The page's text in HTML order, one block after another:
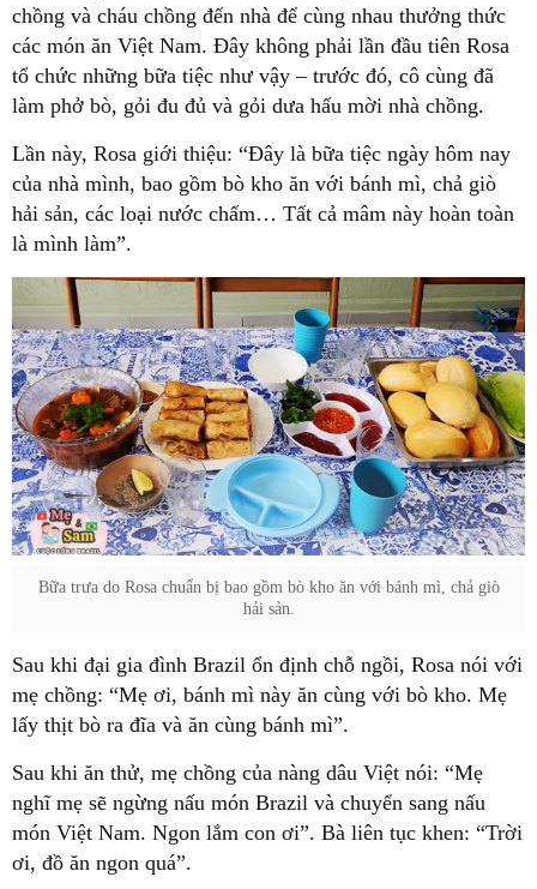
chồng và cháu chồng đến nhà để cùng nhau thưởng thức
các món ăn Việt Nam. Đây không phải lần đầu tiên Rosa
tổ chức những bữa tiệc như vậy – trước đó, cô cùng đã
làm phở bò, gỏi đu đủ và gỏi dưa hấu mời nhà chồng.
Lần này, Rosa giới thiệu: “Đây là bữa tiệc ngày hôm nay
của nhà mình, bao gồm bò kho ăn với bánh mì, chả giò
hải sản, các loại nước chấm… Tất cả mâm này hoàn toàn
là mình làm”.
Bữa trưa do Rosa chuẩn bị bao gồm bò kho ăn với bánh mì, chả giò
hải sản.
Sau khi đại gia đình Brazil ổn định chỗ ngồi, Rosa nói với
mẹ chồng: “Mẹ ơi, bánh mì này ăn cùng với bò kho. Mẹ
lấy thịt bò ra đĩa và ăn cùng bánh mì”.
Sau khi ăn thử, mẹ chồng của nàng dâu Việt nói: “Mẹ
nghĩ mẹ sẽ ngừng nấu món Brazil và chuyển sang nấu
món Việt Nam. Ngon lắm con ơi”. Bà liên tục khen: “Trời
ơi, đồ ăn ngon quá”.